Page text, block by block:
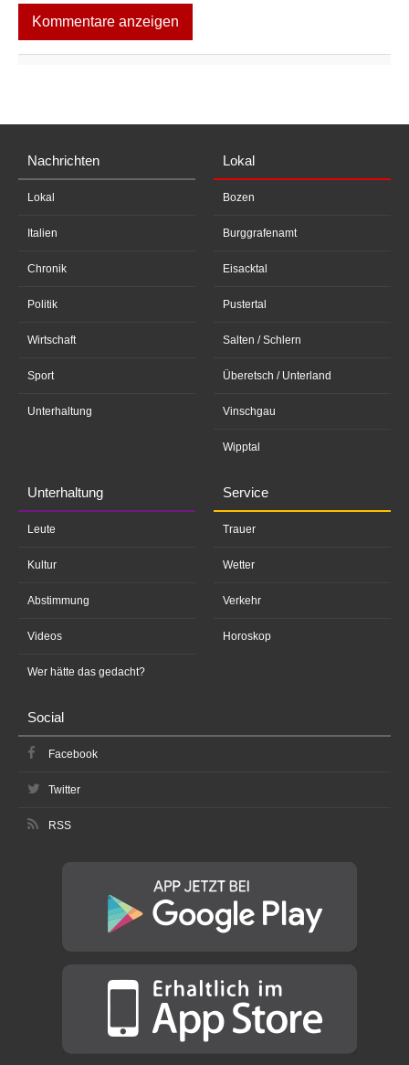
Kommentare anzeigen
Nachrichten
Lokal
Italien
Chronik
Politik
Wirtschaft
Sport
Unterhaltung
Lokal
Bozen
Burggrafenamt
Eisacktal
Pustertal
Salten / Schlern
Überetsch / Unterland
Vinschgau
Wipptal
Unterhaltung
Leute
Kultur
Abstimmung
Videos
Wer hätte das gedacht?
Service
Trauer
Wetter
Verkehr
Horoskop
Social
Facebook
Twitter
RSS